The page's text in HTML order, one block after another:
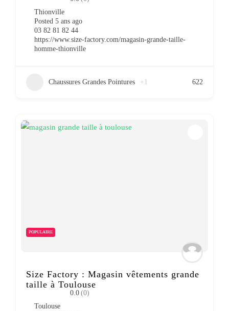
Thionville
Posted 5 ans ago
03 82 81 82 44
https://www.size-factory.com/magasin-grande-taille-
homme-thionville
Chaussures Grandes Pointures +1 622
POPULAIRE
Size Factory : Magasin vêtements grande
taille à Toulouse
0.0 (0)
Toulouse